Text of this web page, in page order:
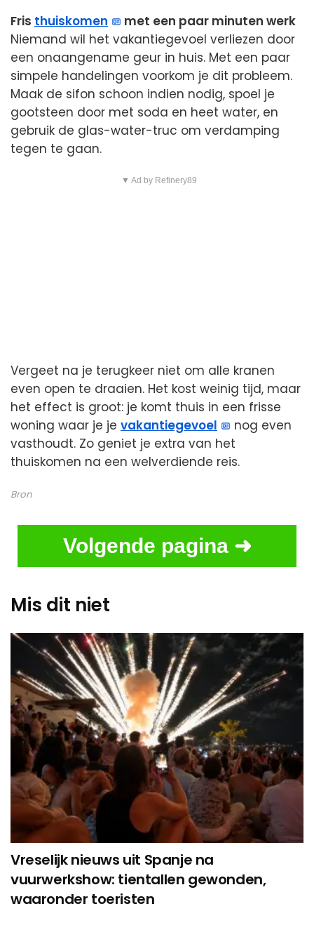
Fris thuiskomen
met een paar minuten werk
Niemand wil het vakantiegevoel verliezen door
een onaangename geur in huis. Met een paar
simpele handelingen voorkom je dit probleem.
Maak de sifon schoon indien nodig, spoel je
gootsteen door met soda en heet water, en
gebruik de glas-water-truc om verdamping
tegen te gaan.
▼ Ad by Refinery89
Vergeet na je terugkeer niet om alle kranen
even open te draaien. Het kost weinig tijd, maar
het effect is groot: je komt thuis in een frisse
woning waar je je vakantiegevoel
nog even
vasthoudt. Zo geniet je extra van het
thuiskomen na een welverdiende reis.
Bron
Volgende pagina ➜
Mis dit niet
Vreselijk nieuws uit Spanje na
vuurwerkshow: tientallen gewonden,
waaronder toeristen